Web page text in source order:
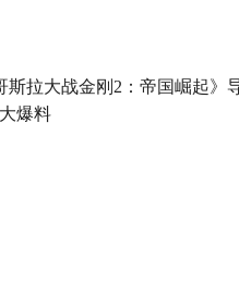
斯拉大战金刚2：帝国崛起》
爆料